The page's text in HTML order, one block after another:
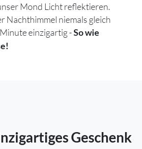
Mond Licht reflektieren.
Nachthimmel niemals gleich
einzigartig -So wie
Geschenk